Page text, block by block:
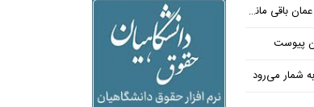
مانده است
پیوست
شمار می‌رود